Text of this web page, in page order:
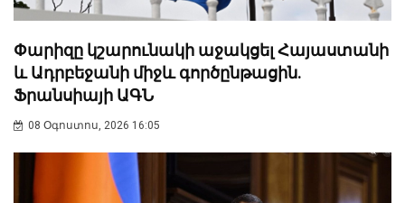
Փարիզը կշարունակի աջակցել Հայաստանի
և Ադրբեջանի միջև գործընթացին.
Ֆրանսիայի ԱԳՆ
08 Օգոստոս, 2026 16:05